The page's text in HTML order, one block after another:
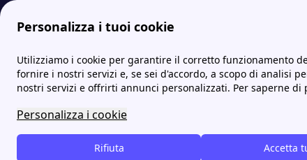
Personalizza i tuoi cookie
Utilizziamo i cookie per garantire il corretto funzionamento
fornire i nostri servizi e, se sei d'accordo, a scopo di analisi
nostri servizi e offrirti annunci personalizzati. Per saperne di
Personalizza i cookie
Accetta
Rifiuta
Internet Casa PosteMobile: scopri le offerte telefonia
Hai
come